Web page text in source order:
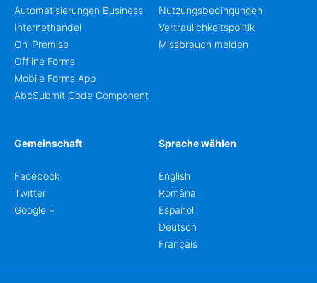
Automatisierungen Business
Internethandel
On-Premise
Offline Forms
Mobile Forms App
AbcSubmit Code Component
Nutzungsbedingungen
Vertraulichkeitspolitik
Missbrauch melden
Gemeinschaft
Facebook
Twitter
Google +
Sprache wählen
English
Română
Español
Deutsch
Français